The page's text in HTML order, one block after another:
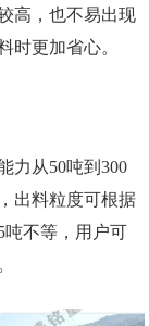
高，也不易出现
时更加省心。
力从50吨到300
出料粒度可根据
吨不等，用户可